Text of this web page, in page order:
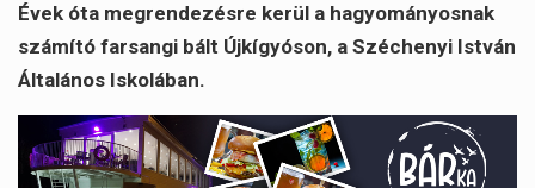
Évek óta megrendezésre kerül a hagyományosnak
számító farsangi bált Újkígyóson, a Széchenyi István
Általános Iskolában.